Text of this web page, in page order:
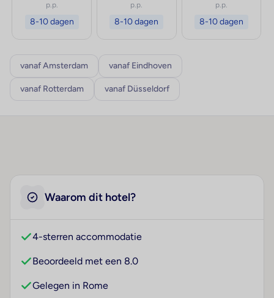
p.p.
8-10 dagen
p.p.
8-10 dagen
p.p.
8-10 dagen
vanaf Amsterdam vanaf Eindhoven
vanaf Rotterdam vanaf Düsseldorf
Waarom dit hotel?
4-sterren accommodatie
Beoordeeld met een 8.0
Gelegen in Rome